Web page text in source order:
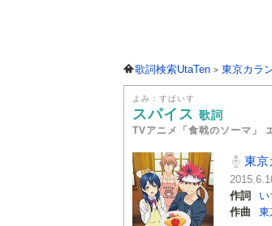
歌詞検索UtaTen 東京カラ
よみ：すぱいす
スパイス 歌詞
TVアニメ「食戟のソーマ」
東京
作詞
い
作曲
東